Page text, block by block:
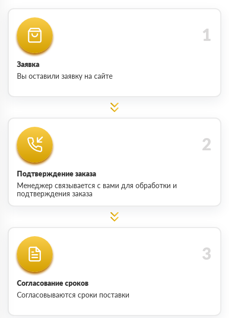
Заявка
Вы оставили заявку на сайте
Подтверждение заказа
Менеджер связывается с вами для обработки и
подтверждения заказа
Согласование сроков
Согласовываются сроки поставки